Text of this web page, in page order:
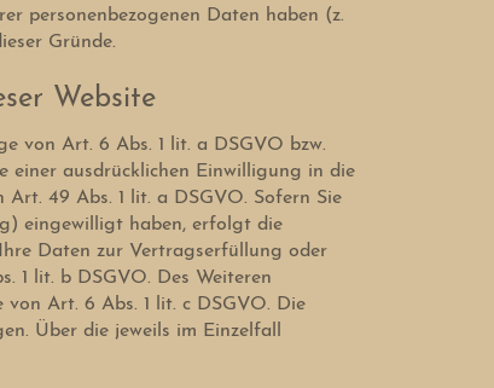
personenbezogenen Daten haben (z.
Gründe.
Website
von Art. 6 Abs. 1 lit. a DSGVO bzw.
einer ausdrücklichen Einwilligung in die
49 Abs. 1 lit. a DSGVO. Sofern Sie
eingewilligt haben, erfolgt die
Daten zur Vertragserfüllung oder
1 lit. b DSGVO. Des Weiteren
Art. 6 Abs. 1 lit. c DSGVO. Die
Über die jeweils im Einzelfall